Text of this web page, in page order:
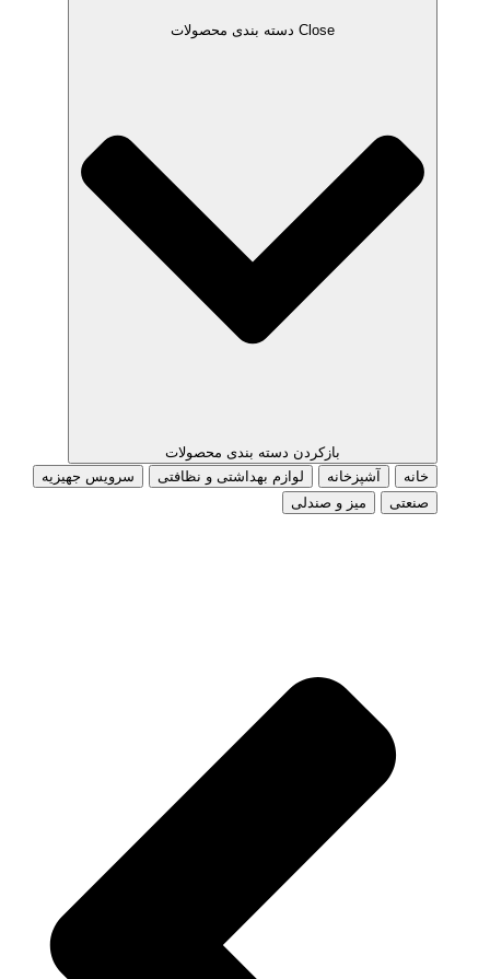
Close دسته بندی محصولات
بازکردن دسته بندی محصولات
خانه
آشپزخانه لوازم بهداشتی و نظافتی
سرویس جهیزیه
صنعتی
میز و صندلی